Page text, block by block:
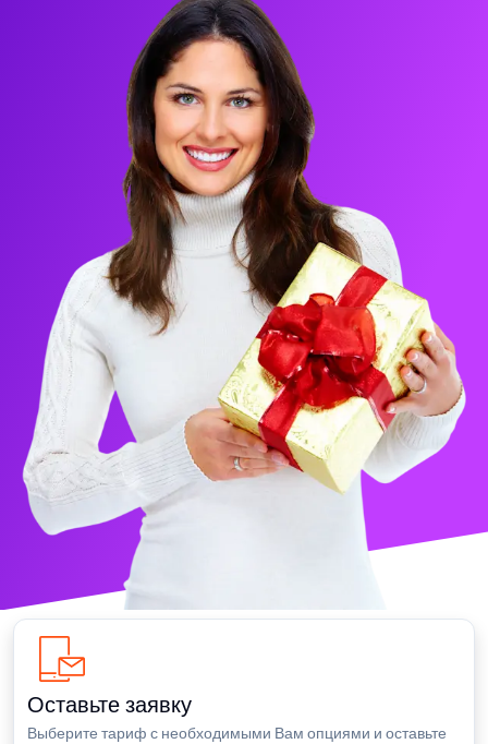
Оставьте заявку
Выберите тариф с необходимыми Вам опциями и оставьте